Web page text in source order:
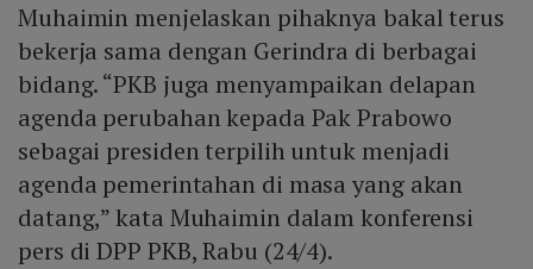
Muhaimin menjelaskan pihaknya bakal terus
bekerja sama dengan Gerindra di berbagai
bidang. “PKB juga menyampaikan delapan
agenda perubahan kepada Pak Prabowo
sebagai presiden terpilih untuk menjadi
agenda pemerintahan di masa yang akan
datang,” kata Muhaimin dalam konferensi
pers di DPP PKB, Rabu (24/4).